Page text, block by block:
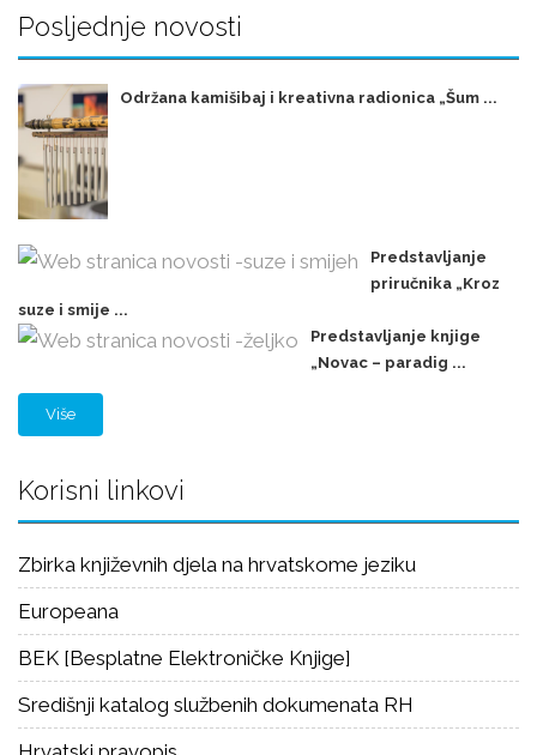
Posljednje novosti
Održana kamišibaj i kreativna radionica „Šum ...
Predstavljanje
priručnika „Kroz
suze i smije ...
Predstavljanje knjige
„Novac – paradig ...
Više
Korisni linkovi
Zbirka književnih djela na hrvatskome jeziku
Europeana
BEK [Besplatne Elektroničke Knjige]
Središnji katalog službenih dokumenata RH